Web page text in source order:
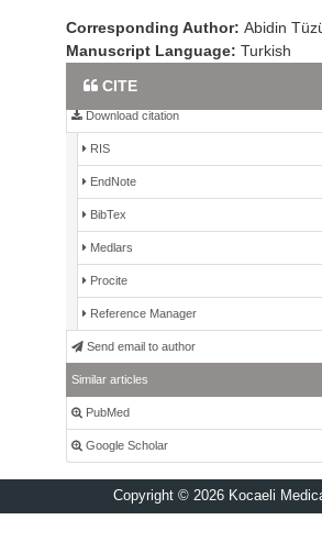
Corresponding Author: Abidin
Manuscript Language: Turkish
CITE
Full Text PDF
Download citation
RIS
EndNote
BibTex
Medlars
Procite
Reference Manager
Send email to author
Similar articles
PubMed
Google Scholar
Copyright © 2026 Kocaeli